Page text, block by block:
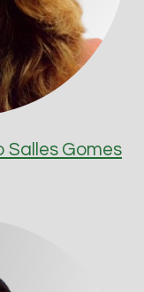
Salles Gomes